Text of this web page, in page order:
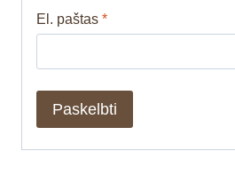
El. paštas *